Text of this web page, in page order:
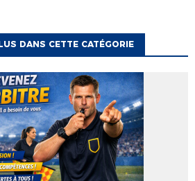
DANS CETTE CATÉGORIE